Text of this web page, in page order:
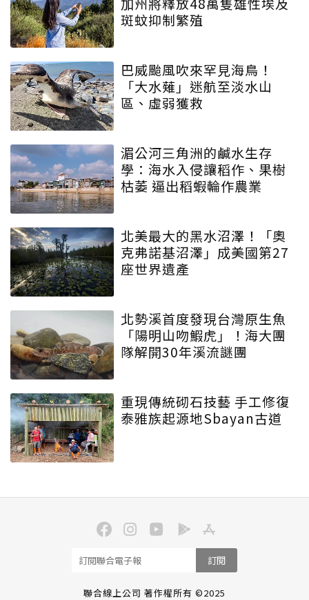
斑蚊抑制繁殖
巴威颱風吹來罕見海鳥！
「大水薙」迷航至淡水山
區、虛弱獲救
湄公河三角洲的鹹水生存
學：海水入侵讓稻作、果樹
枯萎 逼出稻蝦輪作農業
北美最大的黑水沼澤！「奧
克弗諾基沼澤」成美國第27
座世界遺產
北勢溪首度發現台灣原生魚
「陽明山吻鰕虎」！海大團
隊解開30年溪流謎團
重現傳統砌石技藝 手工修復
泰雅族起源地Sbayan古道
訂閱
聯合線上公司 著作權所有 ©2025